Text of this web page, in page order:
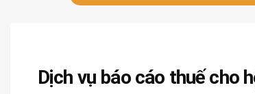
Dịch vụ báo cáo thuế cho